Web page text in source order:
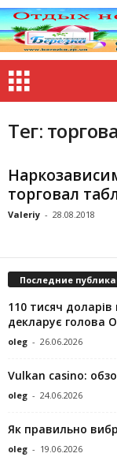
Тег:
торговал
Valeriy - 28.08.2018
Последние
110 тисяч доларів
декларує голова
oleg - 26.06.2026
Vulkan casino:
oleg - 24.06.2026
Як правильно
oleg - 19.06.2026